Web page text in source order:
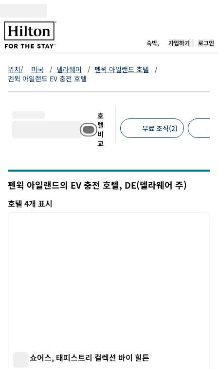
숙박, 새 탭 열림
가입하기 로그인
위치/ 미국 / 델라웨어 / 펜윅 아일랜드 호텔
/
펜윅 아일랜드 EV 충전 호텔
호
텔
비
교
무료 조식(2) 무
펜윅 아일랜드의 EV 충전 호텔, DE(델라웨어 주)
호텔 4개 표시
호텔 4개 표시
1/12
다음
펜윅 쇼어스, 태피스트리 컬렉션 바이 힐튼